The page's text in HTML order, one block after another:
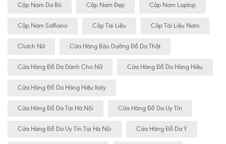
Cặp Nam Da Bò Cặp Nam Đẹp Cặp Nam Laptop
Cặp Nam Saffiano Cặp Tài Liệu Cặp Tài Liệu Nam
Clutch Nữ Cửa Hàng Bảo Dưỡng Đồ Da Thật
Cửa Hàng Đồ Da Dành Cho Nữ Cửa Hàng Đồ Da Hàng Hiệu
Cửa Hàng Đồ Da Hàng Hiệu Italy
Cửa Hàng Đồ Da Tại Hà Nội Cửa Hàng Đồ Da Uy Tín
Cửa Hàng Đồ Da Uy Tín Tại Hà Nội Cửa Hàng Đồ Da Ý